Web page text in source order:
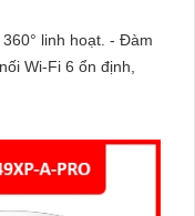
linh hoạt. - Đàm
Wi-Fi 6 ổn định,